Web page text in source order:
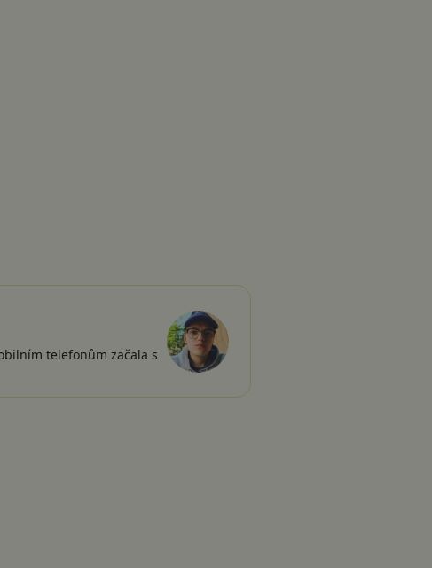
telefonům začala s